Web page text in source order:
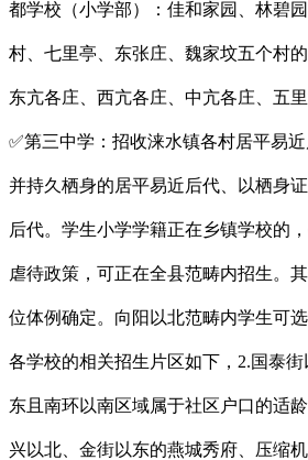
都学校（小学部）：佳和家园、林碧
村、七里亭、东张庄、魏家坟五个村
东亢各庄、西亢各庄、中亢各庄、五
✅第三中学：招收涞水镇各村居平易
并持久栖身的居平易近后代、以栖身
后代。学生小学学籍正在乡镇学校的
虐待政策，可正在全县范畴内招生。
位体例确定。向阳以北范畴内学生可
各学校的相关招生片区如下，2.国泰
东且南环以南区域属于社区户口的适
兴以北、金街以东的燕城秀府、压缩